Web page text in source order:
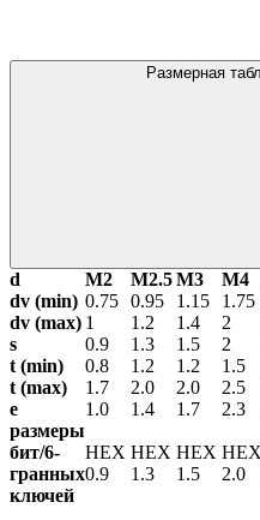
Размерная
d М2 М2.5М3 М4
dv (min) 0.75 0.95 1.15 1.75
dv (max) 1 1.2 1.4 2
s
0.9 1.3 1.5 2
t (min)
0.8 1.2 1.2 1.5
t (max)
1.7 2.0 2.0 2.5
е
1.0 1.4 1.7 2.3
размеры
бит/6-
гранных
ключей
HEX
0.9
HEX
1.3
HEX
1.5
HEX
2.0